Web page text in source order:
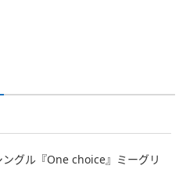
グル『One choice』ミーグリ